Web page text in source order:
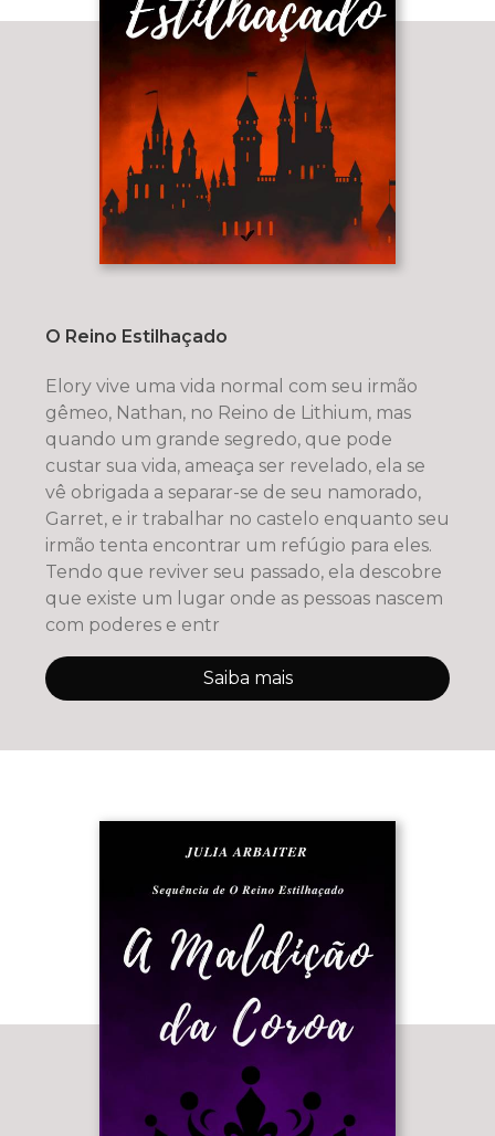
O Reino Estilhaçado
Elory vive uma vida normal com seu irmão
gêmeo, Nathan, no Reino de Lithium, mas
quando um grande segredo, que pode
custar sua vida, ameaça ser revelado, ela se
vê obrigada a separar-se de seu namorado,
Garret, e ir trabalhar no castelo enquanto seu
irmão tenta encontrar um refúgio para eles.
Tendo que reviver seu passado, ela descobre
que existe um lugar onde as pessoas nascem
com poderes e entr
Saiba mais